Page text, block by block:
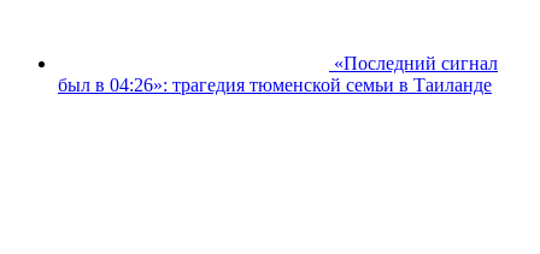
«Последний сигнал
был в 04:26»: трагедия тюменской семьи в Таиланде